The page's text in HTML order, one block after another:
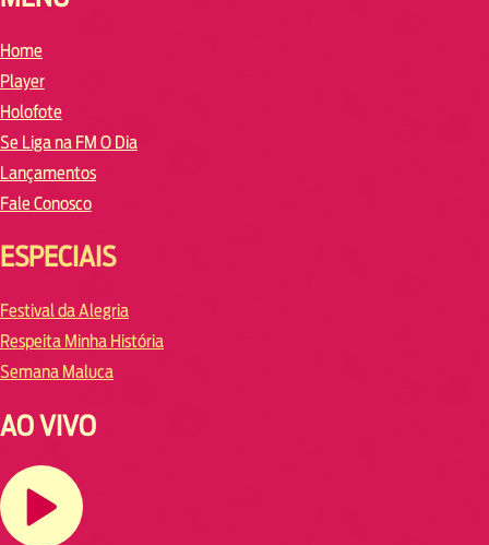
Home
Player
Holofote
Se Liga na FM O Dia
Lançamentos
Fale Conosco
ESPECIAIS
Festival da Alegria
Respeita Minha História
Semana Maluca
AO VIVO